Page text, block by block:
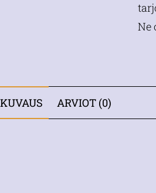
Ne
KUVAUS ARVIOT (0)